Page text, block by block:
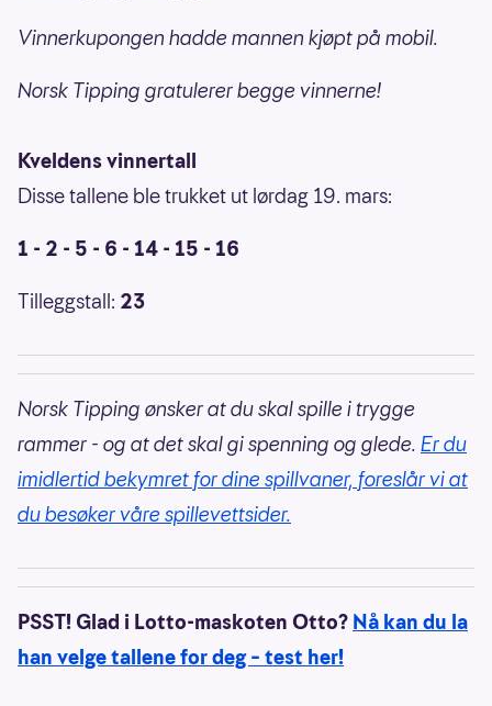
Vinnerkupongen hadde mannen kjøpt på mobil.
Norsk Tipping gratulerer begge vinnerne!
Kveldens vinnertall
Disse tallene ble trukket ut lørdag 19. mars:
1 - 2 - 5 - 6 - 14 - 15 - 16
Tilleggstall: 23
Norsk Tipping ønsker at du skal spille i trygge
rammer - og at det skal gi spenning og glede. Er du
imidlertid bekymret for dine spillvaner, foreslår vi at
du besøker våre spillevettsider.
PSST! Glad i Lotto-maskoten Otto? Nå kan du la
han velge tallene for deg – test her!